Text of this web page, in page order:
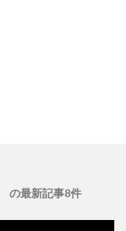
の最新記事8件